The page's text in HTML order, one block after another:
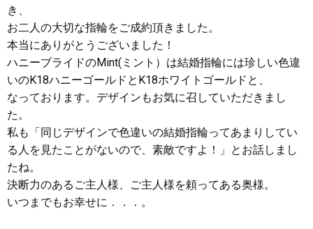
き、
お二人の大切な指輪をご成約頂きました。
本当にありがとうございました！
ハニーブライドのMint(ミント）は結婚指輪には珍しい色違
いのK18ハニーゴールドとK18ホワイトゴールドと、
なっております。デザインもお気に召していただきまし
た。
私も「同じデザインで色違いの結婚指輪ってあまりしてい
る人を見たことがないので、素敵ですよ！」とお話しまし
たね。
決断力のあるご主人様、ご主人様を頼ってある奥様。
いつまでもお幸せに．．．。